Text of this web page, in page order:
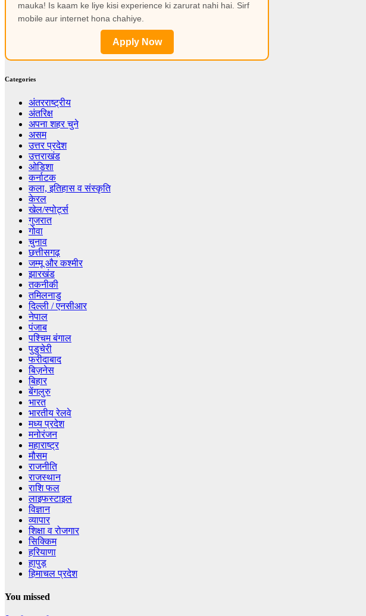
mauka! Is kaam ke liye kisi experience ki zarurat nahi hai. Sirf
mobile aur internet hona chahiye.
Apply Now
Categories
अंतरराष्ट्रीय
अंतरिक्ष
अपना शहर चुने
असम
उत्तर प्रदेश
उत्तराखंड
ओडिशा
कर्नाटक
कला, इतिहास व संस्कृति
केरल
खेल/स्पोर्ट्स
गुजरात
गोवा
चुनाव
छत्तीसगढ़
जम्मू और कश्मीर
झारखंड
तकनीकी
तमिलनाडु
दिल्ली / एनसीआर
नेपाल
पंजाब
पश्चिम बंगाल
पुडुचेरी
फरीदाबाद
बिज़नेस
बिहार
बेंगलुरु
भारत
भारतीय रेलवे
मध्य प्रदेश
मनोरंजन
महाराष्ट्र
मौसम
राजनीति
राजस्थान
राशि फल
लाइफस्टाइल
विज्ञान
व्यापार
शिक्षा व रोजगार
सिक्किम
हरियाणा
हापुड़
हिमाचल प्रदेश
You missed